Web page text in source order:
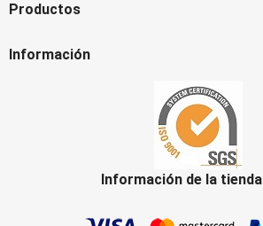
Productos
Información
Información de la tienda